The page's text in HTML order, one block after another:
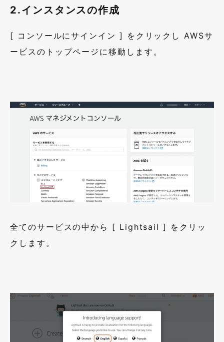
2.インスタンスの作成
[ コンソールにサインイン ] をクリックし AWSサ
ービスのトップページに移動します。
全てのサービスの中から [ Lightsail
] をクリッ
クします。